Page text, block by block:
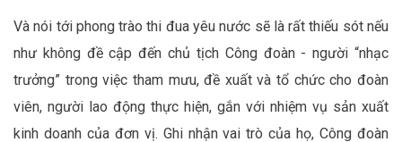
Và nói tới phong trào thi đua yêu nước sẽ là rất thiếu sót nếu
như không đề cập đến chủ tịch Công đoàn - người “nhạc
trưởng” trong việc tham mưu, đề xuất và tổ chức cho đoàn
viên, người lao động thực hiện, gắn với nhiệm vụ sản xuất
kinh doanh của đơn vị. Ghi nhận vai trò của họ, Công đoàn